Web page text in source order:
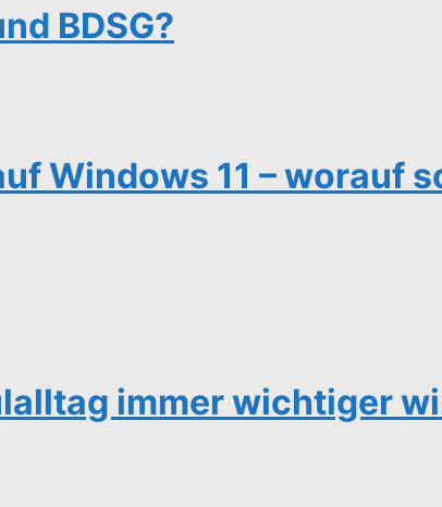
BDSG?
Windows 11 – worauf
immer wichtiger